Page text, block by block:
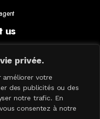
privée.
améliorer votre
des publicités ou des
notre trafic. En
consentez à notre
us